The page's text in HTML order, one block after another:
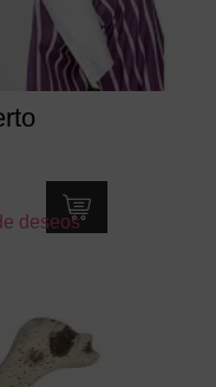
deseos